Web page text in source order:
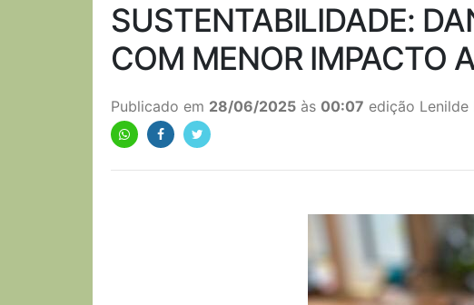
SUSTENTABILIDADE:
COM MENOR IMPACTO
Publicado em 28/06/2025 às 00:07 edição Lenilde